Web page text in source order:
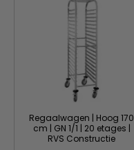
Regaalwagen | Hoog 170
cm | GN 1/1 | 20 etages |
RVS Constructie